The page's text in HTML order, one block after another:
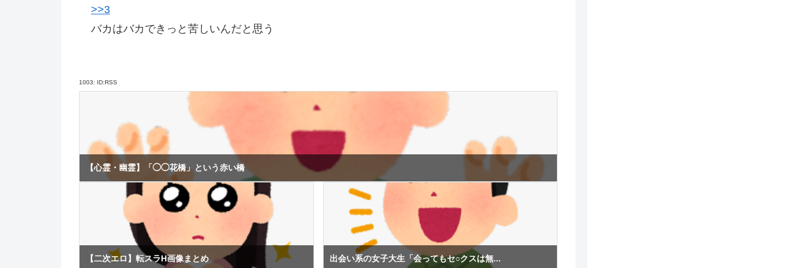
>>3
バカはバカできっと苦しいんだと思う
1003: ID:RSS
【心霊・幽霊】「◯◯花橋」という赤い橋
【二次エロ】転スラH画像まとめ 出会い系の女子大生「会ってもセ○クスは無...